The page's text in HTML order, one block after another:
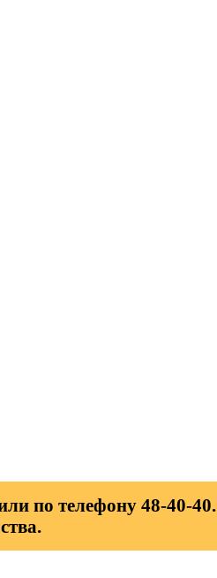
по телефону 48-40-40.